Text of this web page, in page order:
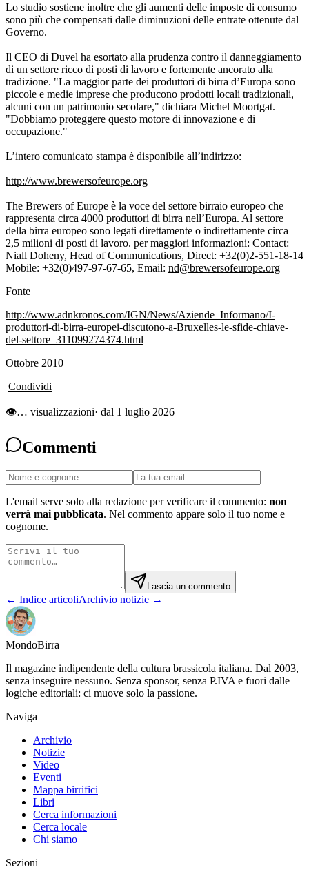
Lo studio sostiene inoltre che gli aumenti delle imposte di consumo
sono più che compensati dalle diminuzioni delle entrate ottenute dal
Governo.
Il CEO di Duvel ha esortato alla prudenza contro il danneggiamento
di un settore ricco di posti di lavoro e fortemente ancorato alla
tradizione. "La maggior parte dei produttori di birra d’Europa sono
piccole e medie imprese che producono prodotti locali tradizionali,
alcuni con un patrimonio secolare," dichiara Michel Moortgat.
"Dobbiamo proteggere questo motore di innovazione e di
occupazione."
L’intero comunicato stampa è disponibile all’indirizzo:
http://www.brewersofeurope.org
The Brewers of Europe è la voce del settore birraio europeo che
rappresenta circa 4000 produttori di birra nell’Europa. Al settore
della birra europeo sono legati direttamente o indirettamente circa
2,5 milioni di posti di lavoro. per maggiori informazioni: Contact:
Niall Doheny, Head of Communications, Direct: +32(0)2-551-18-14
Mobile: +32(0)497-97-67-65, Email: nd@brewersofeurope.org
Fonte
http://www.adnkronos.com/IGN/News/Aziende_Informano/I-
produttori-di-birra-europei-discutono-a-Bruxelles-le-sfide-chiave-
del-settore_311099274374.html
Ottobre 2010
Condividi
👁… visualizzazioni· dal 1 luglio 2026
Commenti
L'email serve solo alla redazione per verificare il commento: non
verrà mai pubblicata. Nel commento appare solo il tuo nome e
cognome.
Lascia un commento
← Indice articoliArchivio notizie →
MondoBirra
Il magazine indipendente della cultura brassicola italiana. Dal 2003,
senza inseguire nessuno. Senza sponsor, senza P.IVA e fuori dalle
logiche editoriali: ci muove solo la passione.
Naviga
Archivio
Notizie
Video
Eventi
Mappa birrifici
Libri
Cerca informazioni
Cerca locale
Chi siamo
Sezioni